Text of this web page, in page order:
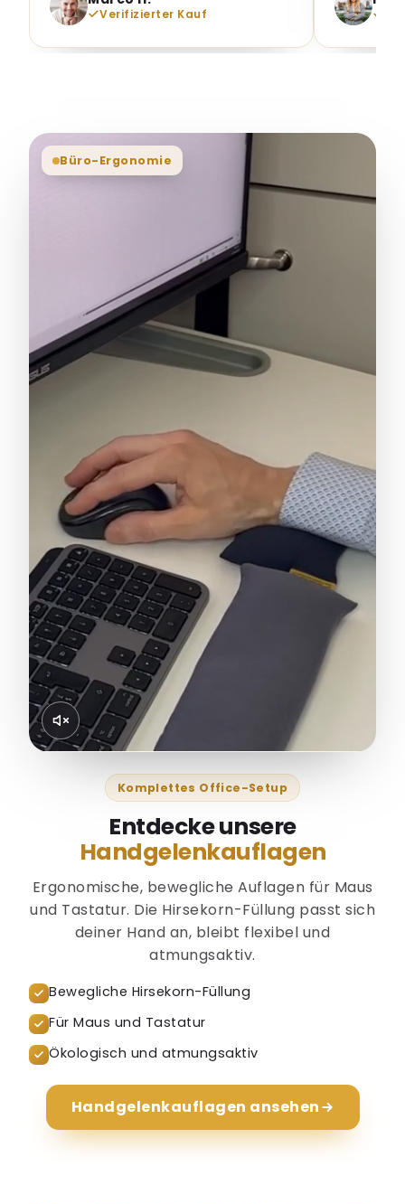
Büro-Ergonomie
Entdecke unsere
Handgelenkauflagen
Ergonomische, bewegliche Auflagen für Maus
und Tastatur. Die Hirsekorn-Füllung passt sich
deiner Hand an, bleibt flexibel und
atmungsaktiv.
Für Maus und Tastatur
Handgelenkauflagen ansehen